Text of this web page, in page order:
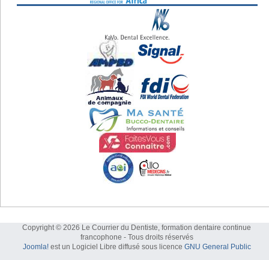
Copyright © 2026 Le Courrier du Dentiste, formation dentaire continue
francophone - Tous droits réservés
Joomla!est un Logiciel Libre diffusé sous licence GNU General Public